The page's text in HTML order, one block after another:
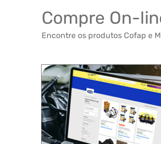
Compre On-
Encontre os produtos Cofap e